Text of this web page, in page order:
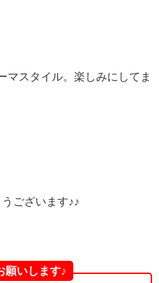
マスタイル。楽しみにしてま
ございます♪♪
願いします♪